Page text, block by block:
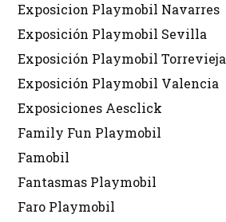
Exposicion Playmobil Navarres
Exposición Playmobil Sevilla
Exposición Playmobil Torrevieja
Exposición Playmobil Valencia
Exposiciones Aesclick
Family Fun Playmobil
Famobil
Fantasmas Playmobil
Faro Playmobil